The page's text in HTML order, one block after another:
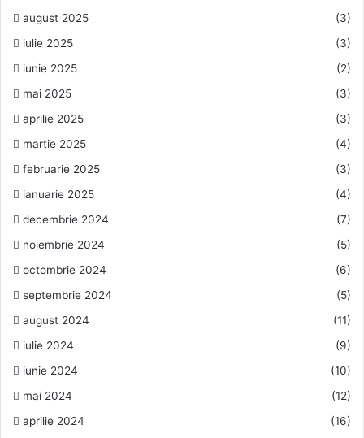
august 2025
(3)
iulie 2025
(3)
iunie 2025
(2)
mai 2025
(3)
aprilie 2025
(3)
martie 2025
(4)
februarie 2025
(3)
ianuarie 2025
(4)
decembrie 2024
(7)
noiembrie 2024
(5)
octombrie 2024
(6)
septembrie 2024
(5)
august 2024
(11)
iulie 2024
(9)
iunie 2024
(10)
mai 2024
(12)
aprilie 2024
(16)